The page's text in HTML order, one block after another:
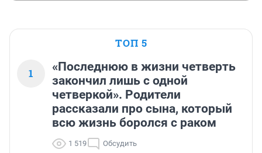
ТОП 5
1
«Последнюю в жизни четверть
закончил лишь с одной
четверкой». Родители
рассказали про сына, который
всю жизнь боролся с раком
1 519 Обсудить